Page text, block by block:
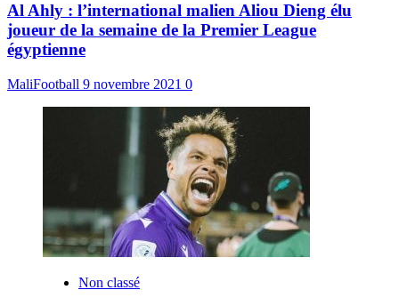
Al Ahly : l’international malien Aliou Dieng élu
joueur de la semaine de la Premier League
égyptienne
MaliFootball 9 novembre 2021 0
Non classé